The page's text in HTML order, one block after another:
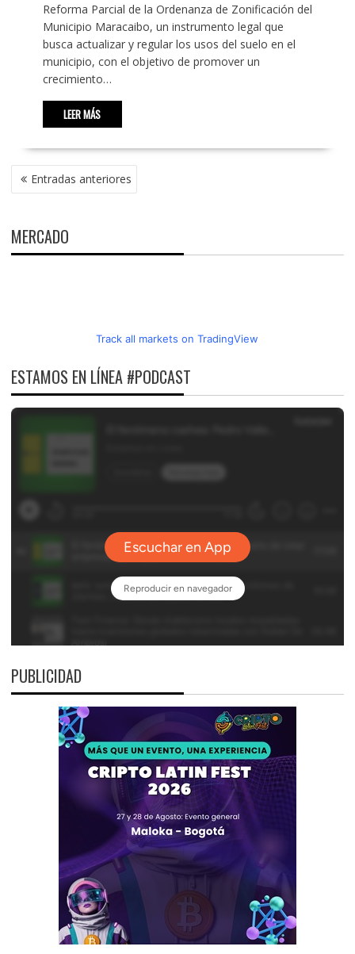
Reforma Parcial de la Ordenanza de Zonificación del
Municipio Maracaibo, un instrumento legal que
busca actualizar y regular los usos del suelo en el
municipio, con el objetivo de promover un
crecimiento…
LEER MÁS
NAVEGACIÓN
DE Entradas anteriores
MERCADO
Track all markets on TradingView
ESTAMOS EN LÍNEA #PODCAST
PUBLICIDAD